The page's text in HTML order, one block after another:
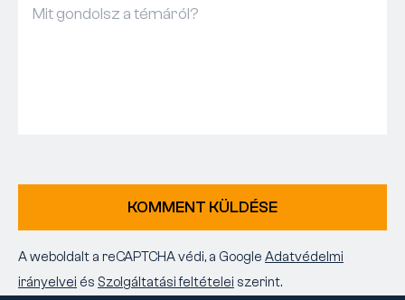
KOMMENT KÜLDÉSE
A weboldalt a reCAPTCHA védi, a Google Adatvédelmi
irányelvei és Szolgáltatási feltételei szerint.